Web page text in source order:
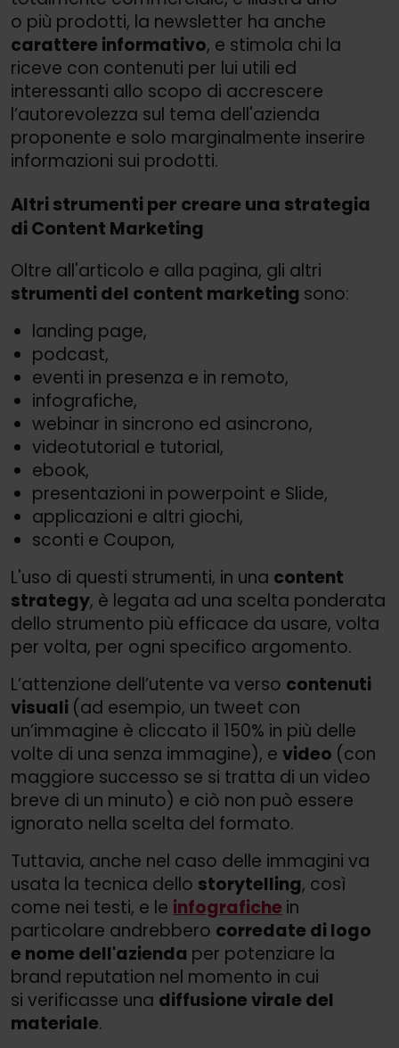
o più prodotti, la newsletter ha anche
carattere informativo, e stimola chi la
riceve con contenuti per lui utili ed
interessanti allo scopo di accrescere
l’autorevolezza sul tema dell'azienda
proponente e solo marginalmente inserire
informazioni sui prodotti.
Altri strumenti per creare una strategia
di Content Marketing
Oltre all'articolo e alla pagina, gli altri
strumenti del content marketing sono:
landing page,
podcast,
eventi in presenza e in remoto,
infografiche,
webinar in sincrono ed asincrono,
videotutorial e tutorial,
ebook,
presentazioni in powerpoint e Slide,
applicazioni e altri giochi,
sconti e Coupon,
L'uso di questi strumenti, in una content
strategy, è legata ad una scelta ponderata
dello strumento più efficace da usare, volta
per volta, per ogni specifico argomento.
L’attenzione dell’utente va verso contenuti
visuali (ad esempio, un tweet con
un’immagine è cliccato il 150% in più delle
volte di una senza immagine), e video (con
maggiore successo se si tratta di un video
breve di un minuto) e ciò non può essere
ignorato nella scelta del formato.
Tuttavia, anche nel caso delle immagini va
usata la tecnica dello storytelling, così
come nei testi, e le infografiche in
particolare andrebbero corredate di logo
e nome dell'azienda per potenziare la
brand reputation nel momento in cui
si verificasse una diffusione virale del
materiale.